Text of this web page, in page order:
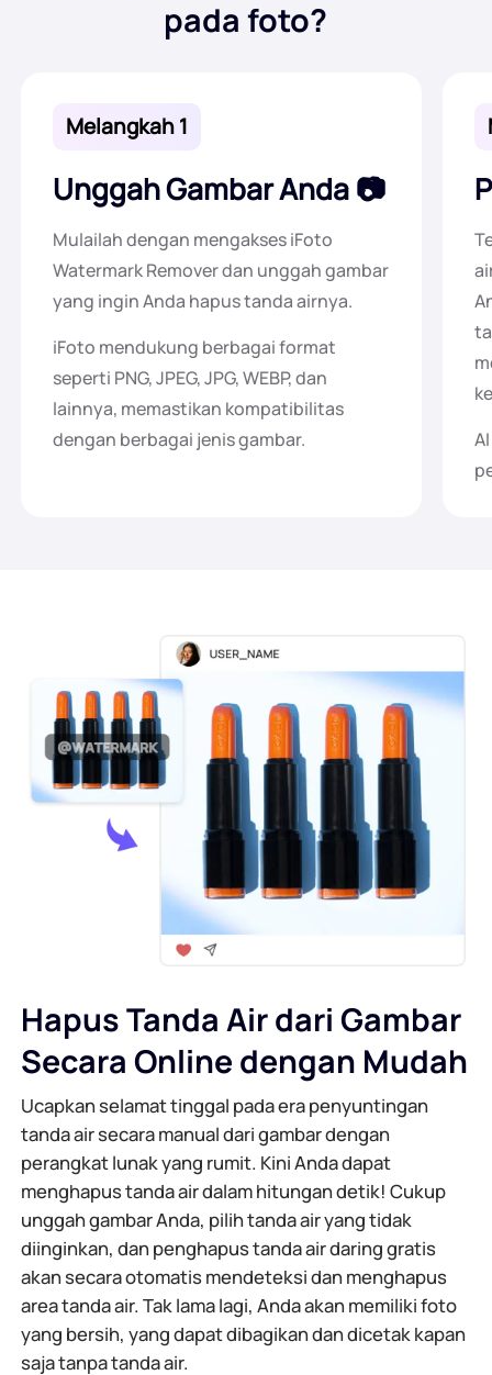
pada foto?
Melangkah 1
Unggah Gambar Anda
Mulailah dengan mengakses iFoto
Watermark Remover dan unggah gambar
yang ingin Anda hapus tanda airnya.
iFoto mendukung berbagai format
seperti PNG, JPEG, JPG, WEBP, dan
lainnya, memastikan kompatibilitas
dengan berbagai jenis gambar.
Hapus Tanda Air dari Gambar
Secara Online dengan Mudah
Ucapkan selamat tinggal pada era penyuntingan
tanda air secara manual dari gambar dengan
perangkat lunak yang rumit. Kini Anda dapat
menghapus tanda air dalam hitungan detik! Cukup
unggah gambar Anda, pilih tanda air yang tidak
diinginkan, dan penghapus tanda air daring gratis
akan secara otomatis mendeteksi dan menghapus
area tanda air. Tak lama lagi, Anda akan memiliki foto
yang bersih, yang dapat dibagikan dan dicetak kapan
saja tanpa tanda air.